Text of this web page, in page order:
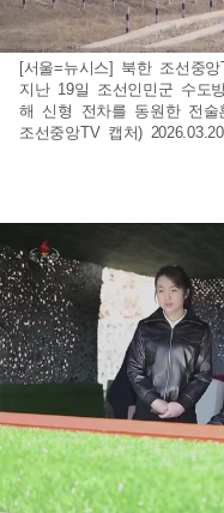
[서울=뉴시스] 북한 조선중
지난 19일 조선인민군 수도
해 신형 전차를 동원한 전술
조선중앙TV 캡처)